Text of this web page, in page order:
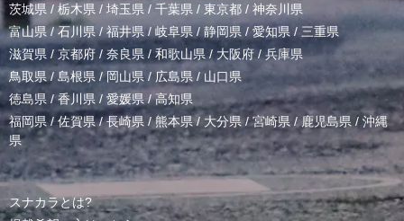
茨城県 / 栃木県 / 埼玉県 / 千葉県 / 東京都 / 神奈川県
富山県 /石川県/福井県/岐阜県 / 静岡県 / 愛知県 / 三重県
滋賀県 / 京都府 / 奈良県 / 和歌山県/ 大阪府 /兵庫県
鳥取県/ 島根県 /岡山県/ 広島県 / 山口県
徳島県 /香川県 / 愛媛県/高知県
福岡県/佐賀県/長崎県 /熊本県/ 大分県/宮崎県 /鹿児島県 / 沖縄
県
スナカラとは?